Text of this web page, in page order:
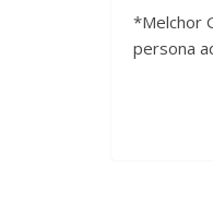
*Melchor
persona